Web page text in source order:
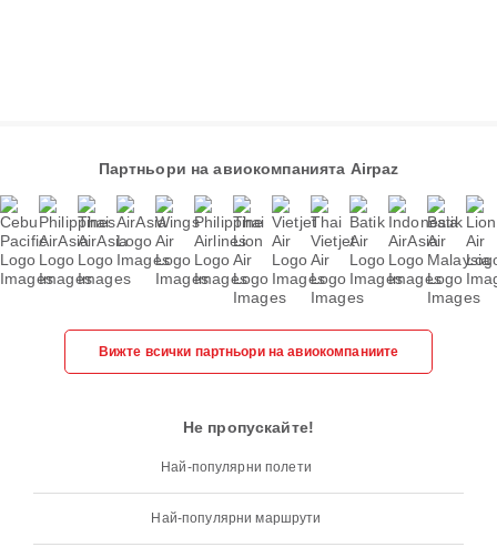
Партньори на авиокомпанията Airpaz
Вижте всички партньори на авиокомпаниите
Не пропускайте!
Най-популярни полети
Най-популярни маршрути